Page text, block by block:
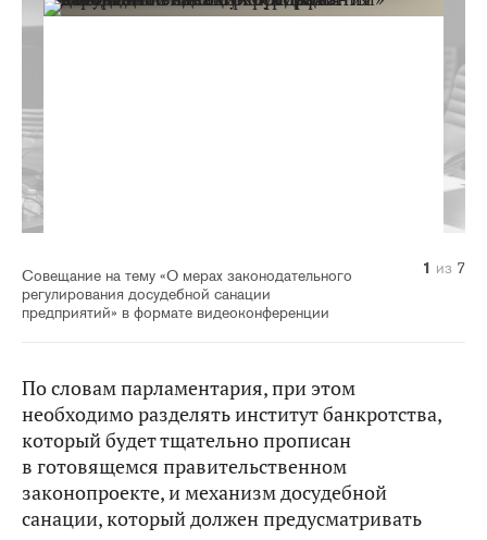
Совещание на тему «О мерах законодательного
регулирования досудебной санации
предприятий» в формате видеоконференции
1 из 7
2 из 7
3 из 7
4 из 7
5 из 7
6 из 7
7 из 7
По словам парламентария, при этом
необходимо разделять институт банкротства,
который будет тщательно прописан
в готовящемся правительственном
законопроекте, и механизм досудебной
санации, который должен предусматривать